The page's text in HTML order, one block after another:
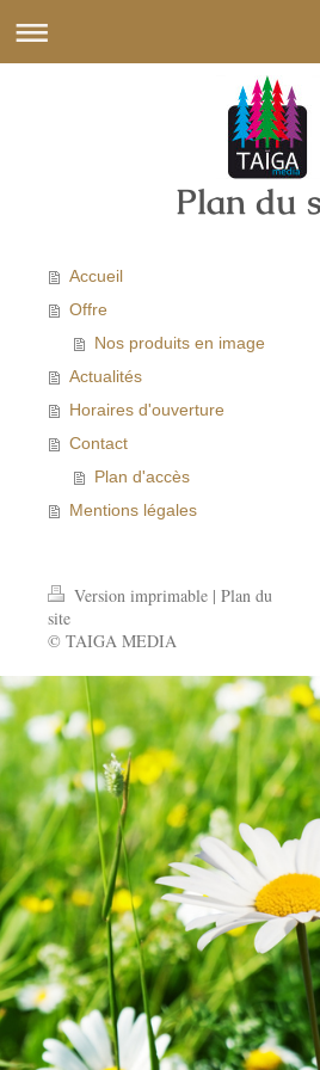
Plan du
Accueil
Offre
Nos produits en image
Actualités
Horaires d'ouverture
Contact
Plan d'accès
Mentions légales
Version imprimable | Plan du
site
© TAIGA MEDIA